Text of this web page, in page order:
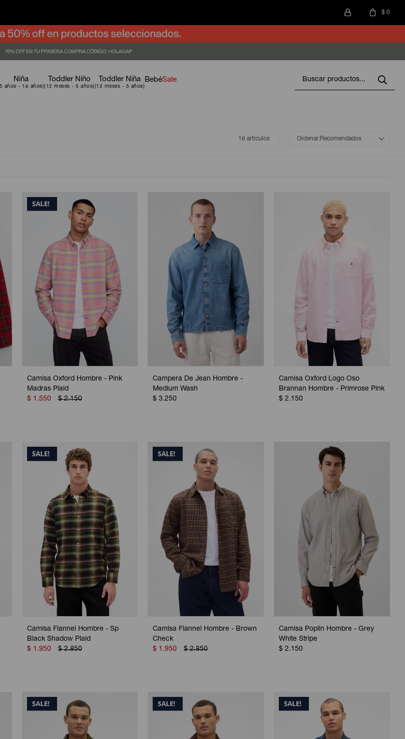
$ 0
Niña Toddler Niño Toddler Niña BebéSale
16 artículos Recomendados
Camisa Oxford Hombre - Pink
Madras Plaid
$ 1.550 $ 2.150
Campera De Jean Hombre -
Medium Wash
$ 3.250
Camisa Oxford Logo Oso
Brannan Hombre - Primrose Pink
$ 2.150
Camisa Flannel Hombre - Sp
Black Shadow Plaid
$ 1.950 $ 2.850
Camisa Flannel Hombre - Brown
Check
$ 1.950 $ 2.850
Camisa Poplin Hombre - Grey
White Stripe
$ 2.150